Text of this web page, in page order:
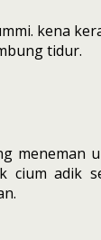
kena
tidur.
meneman
cium adik